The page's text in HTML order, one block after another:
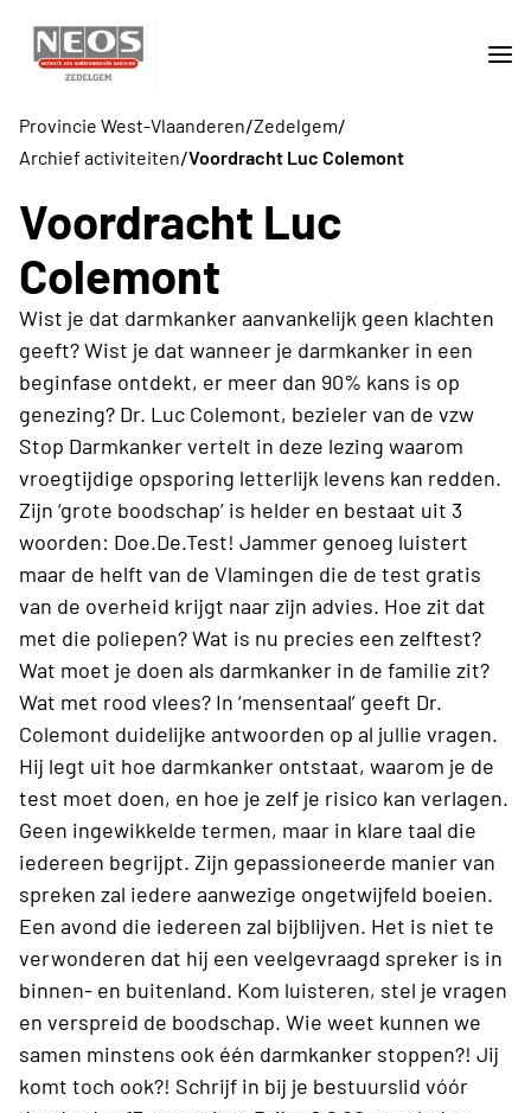
Provincie West-Vlaanderen/Zedelgem/
Archief activiteiten/Voordracht Luc Colemont
Voordracht Luc
Colemont
Wist je dat darmkanker aanvankelijk geen klachten
geeft? Wist je dat wanneer je darmkanker in een
beginfase ontdekt, er meer dan 90% kans is op
genezing? Dr. Luc Colemont, bezieler van de vzw
Stop Darmkanker vertelt in deze lezing waarom
vroegtijdige opsporing letterlijk levens kan redden.
Zijn ‘grote boodschap’ is helder en bestaat uit 3
woorden: Doe.De.Test! Jammer genoeg luistert
maar de helft van de Vlamingen die de test gratis
van de overheid krijgt naar zijn advies. Hoe zit dat
met die poliepen? Wat is nu precies een zelftest?
Wat moet je doen als darmkanker in de familie zit?
Wat met rood vlees? In ‘mensentaal’ geeft Dr.
Colemont duidelijke antwoorden op al jullie vragen.
Hij legt uit hoe darmkanker ontstaat, waarom je de
test moet doen, en hoe je zelf je risico kan verlagen.
Geen ingewikkelde termen, maar in klare taal die
iedereen begrijpt. Zijn gepassioneerde manier van
spreken zal iedere aanwezige ongetwijfeld boeien.
Een avond die iedereen zal bijblijven. Het is niet te
verwonderen dat hij een veelgevraagd spreker is in
binnen- en buitenland. Kom luisteren, stel je vragen
en verspreid de boodschap. Wie weet kunnen we
samen minstens ook één darmkanker stoppen?! Jij
komt toch ook?! Schrijf in bij je bestuurslid vóór